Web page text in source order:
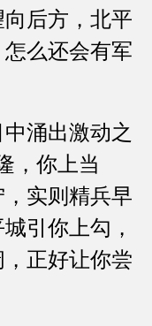
后方，北平
么还会有军
涌出激动之
，你上当
实则精兵早
引你上勾，
正好让你尝